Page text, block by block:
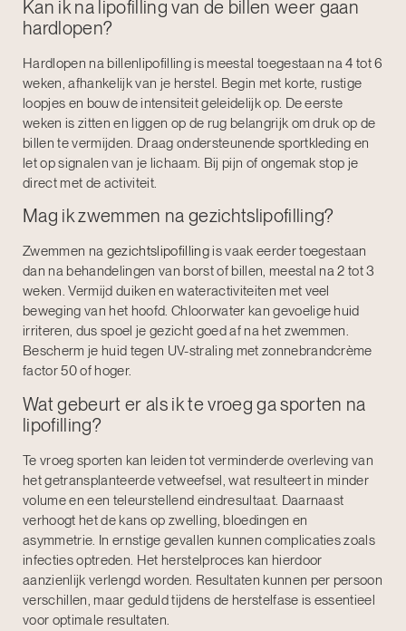
Kan ik na lipofilling van de billen weer gaan
hardlopen?
Hardlopen na billenlipofilling is meestal toegestaan na 4 tot 6
weken, afhankelijk van je herstel. Begin met korte, rustige
loopjes en bouw de intensiteit geleidelijk op. De eerste
weken is zitten en liggen op de rug belangrijk om druk op de
billen te vermijden. Draag ondersteunende sportkleding en
let op signalen van je lichaam. Bij pijn of ongemak stop je
direct met de activiteit.
Mag ik zwemmen na gezichtslipofilling?
Zwemmen na gezichtslipofillingis vaak eerder toegestaan
dan na behandelingen van borst of billen, meestal na 2 tot 3
weken. Vermijd duiken en wateractiviteiten met veel
beweging van het hoofd. Chloorwater kan gevoelige huid
irriteren, dus spoel je gezicht goed af na het zwemmen.
Bescherm je huid tegen UV-straling met zonnebrandcrème
factor 50 of hoger.
Wat gebeurt er als ik te vroeg ga sporten na
lipofilling?
Te vroeg sporten kan leiden tot verminderde overleving van
het getransplanteerde vetweefsel, wat resulteert in minder
volume en een teleurstellend eindresultaat. Daarnaast
verhoogt het de kans op zwelling, bloedingen en
asymmetrie. In ernstige gevallen kunnen complicaties zoals
infecties optreden. Het herstelproces kan hierdoor
aanzienlijk verlengd worden. Resultaten kunnen per persoon
verschillen, maar geduld tijdens de herstelfase is essentieel
voor optimale resultaten.